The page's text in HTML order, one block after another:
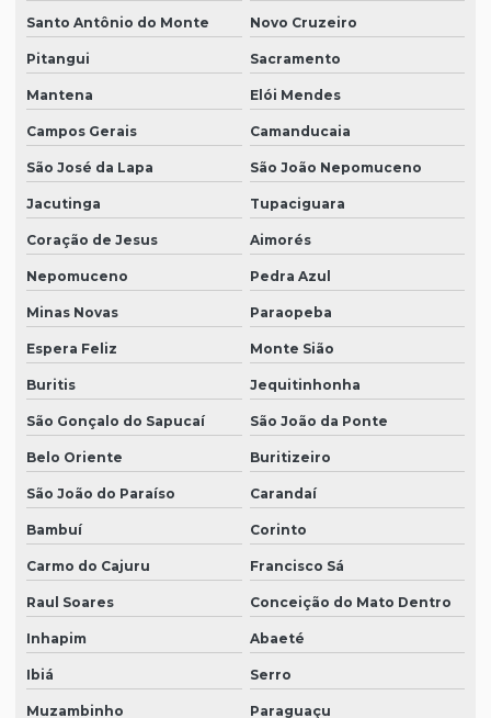
Santo Antônio do Monte Novo Cruzeiro
Pitangui Sacramento
Mantena Elói Mendes
Campos Gerais Camanducaia
São José da Lapa São João Nepomuceno
Jacutinga Tupaciguara
Coração de Jesus Aimorés
Nepomuceno Pedra Azul
Minas Novas Paraopeba
Espera Feliz Monte Sião
Buritis Jequitinhonha
São Gonçalo do Sapucaí São João da Ponte
Belo Oriente Buritizeiro
São João do Paraíso Carandaí
Bambuí Corinto
Carmo do Cajuru Francisco Sá
Raul Soares Conceição do Mato Dentro
Inhapim Abaeté
Ibiá Serro
Muzambinho Paraguaçu